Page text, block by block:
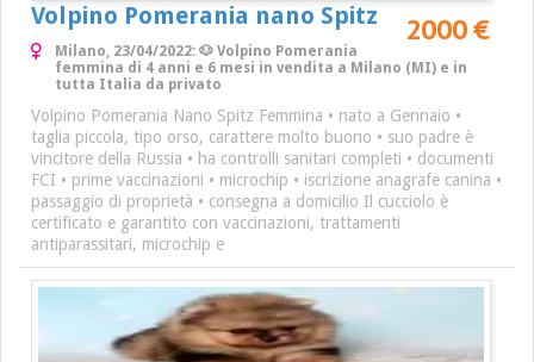
Volpino Pomerania nano Spitz 2000 €
Milano, 23/04/2022: 🐶 Volpino Pomerania
femmina di 4 anni e 6 mesi in vendita a Milano (MI) e in
tutta Italia da privato
Volpino Pomerania Nano Spitz Femmina • nato a Gennaio •
taglia piccola, tipo orso, carattere molto buono • suo padre è
vincitore della Russia • ha controlli sanitari completi • documenti
FCI • prime vaccinazioni • microchip • iscrizione anagrafe canina •
passaggio di proprietà • consegna a domicilio Il cucciolo è
certificato e garantito con vaccinazioni, trattamenti
antiparassitari, microchip e